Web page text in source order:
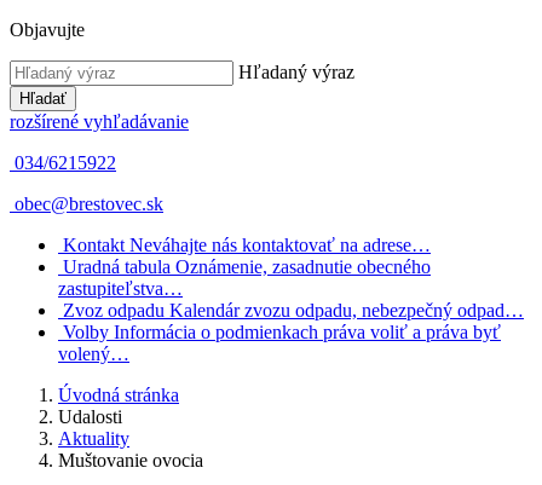
Objavujte
Hľadaný výraz
Hľadať
rozšírené vyhľadávanie
034/6215922
obec@brestovec.sk
Kontakt Neváhajte nás kontaktovať na adrese…
Uradná tabula Oznámenie, zasadnutie obecného
zastupiteľstva…
Zvoz odpadu Kalendár zvozu odpadu, nebezpečný odpad…
Volby Informácia o podmienkach práva voliť a práva byť
volený…
Úvodná stránka
Udalosti
Aktuality
Muštovanie ovocia